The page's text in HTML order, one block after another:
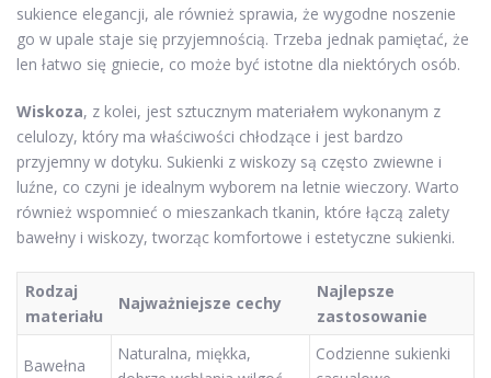
sukience elegancji, ale również sprawia, że wygodne noszenie
go w upale staje się przyjemnością. Trzeba jednak pamiętać, że
len łatwo się gniecie, co może być istotne dla niektórych osób.
Wiskoza, z kolei, jest sztucznym materiałem wykonanym z
celulozy, który ma właściwości chłodzące i jest bardzo
przyjemny w dotyku. Sukienki z wiskozy są często zwiewne i
luźne, co czyni je idealnym wyborem na letnie wieczory. Warto
również wspomnieć o mieszankach tkanin, które łączą zalety
bawełny i wiskozy, tworząc komfortowe i estetyczne sukienki.
Rodzaj
materiału
Najważniejsze cechy
Najlepsze
zastosowanie
Bawełna
Naturalna, miękka,
Codzienne sukienki